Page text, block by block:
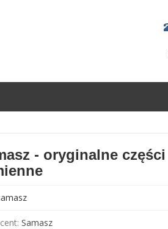
- oryginalne części
Samasz